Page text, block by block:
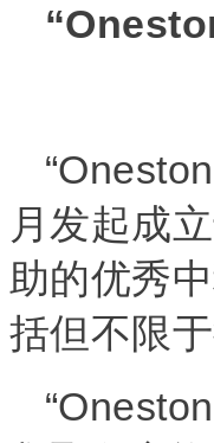
月发起成
助的优秀
括但不限